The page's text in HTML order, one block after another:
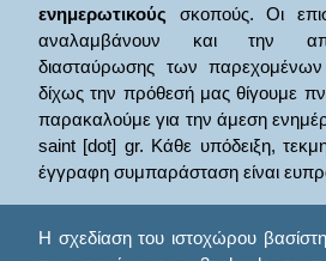
ενημερωτικούς σκοπούς. Οι
αναλαμβάνουν και την
διασταύρωσης των
δίχως την πρόθεσή μας θίγουμε
παρακαλούμε για την άμεση
saint [dot] gr. Κάθε υπόδειξη,
έγγραφη συμπαράσταση είναι
Η σχεδίαση του ιστοχώρου